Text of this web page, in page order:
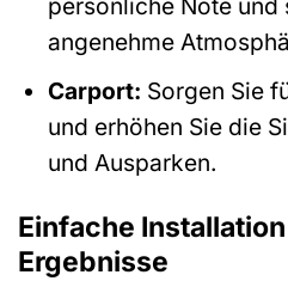
persönliche Note und
angenehme
Carport: Sorgen Sie
und erhöhen Sie die
und Ausparken.
Einfache
Ergebnisse